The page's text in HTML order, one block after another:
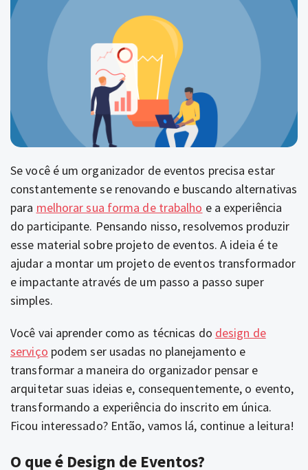
Se você é um organizador de eventos precisa estar
constantemente se renovando e buscando alternativas
para melhorar sua forma de trabalho e a experiência
do participante. Pensando nisso, resolvemos produzir
esse material sobre projeto de eventos. A ideia é te
ajudar a montar um projeto de eventos transformador
e impactante através de um passo a passo super
simples.
Você vai aprender como as técnicas do design de
serviço podem ser usadas no planejamento e
transformar a maneira do organizador pensar e
arquitetar suas ideias e, consequentemente, o evento,
transformando a experiência do inscrito em única.
Ficou interessado? Então, vamos lá, continue a leitura!
O que é Design de Eventos?